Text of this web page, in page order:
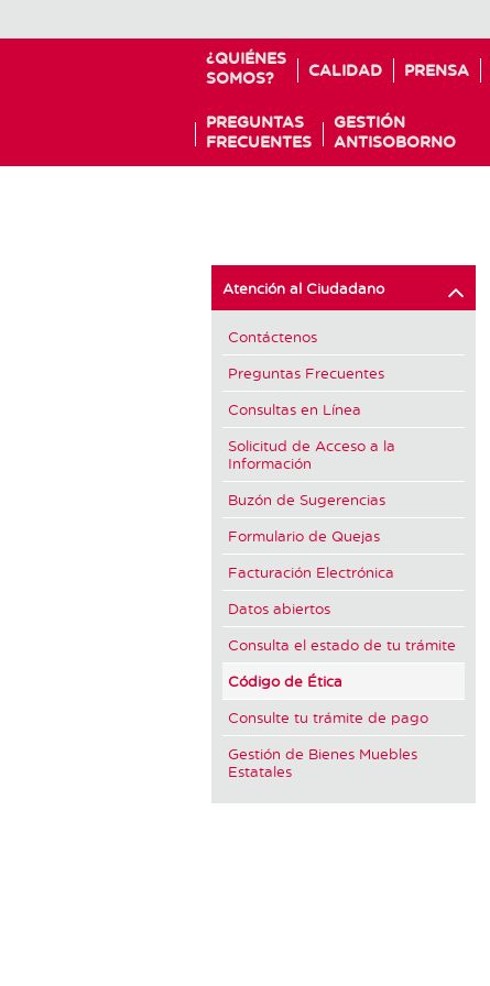
¿QUIÉNES
SOMOS?
CALIDAD PRENSA
PREGUNTAS
FRECUENTES
GESTIÓN
ANTISOBORNO
Atención al Ciudadano
Contáctenos
Preguntas Frecuentes
Consultas en Línea
Solicitud de Acceso a la
Información
Buzón de Sugerencias
Formulario de Quejas
Facturación Electrónica
Datos abiertos
Consulta el estado de tu trámite
Código de Ética
Consulte tu trámite de pago
Gestión de Bienes Muebles
Estatales